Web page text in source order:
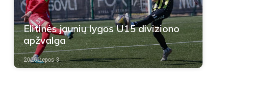
Elitinės jaunių lygos U15 diviziono
apžvalga
2026 liepos 3